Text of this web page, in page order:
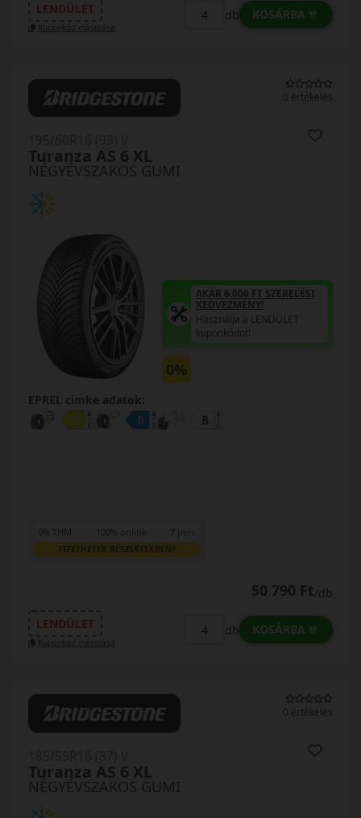
LENDÜLET
Kuponkód másolása
db KOSÁRBA
0 értékelés
NÉGYÉVSZAKOS GUMI
Turanza AS 6 XL
AKÁR 6.000 FT SZERELÉSI
KEDVEZMÉNY!
Használja a LENDÜLET
kuponkódot!
0%
EPREL cimke adatok:
0% THM 100% online 7 perc
FIZETHETEK RÉSZLETEKBEN?
50 790 Ft/db
LENDÜLET
Kuponkód másolása
db KOSÁRBA
0 értékelés
NÉGYÉVSZAKOS GUMI
Turanza AS 6 XL